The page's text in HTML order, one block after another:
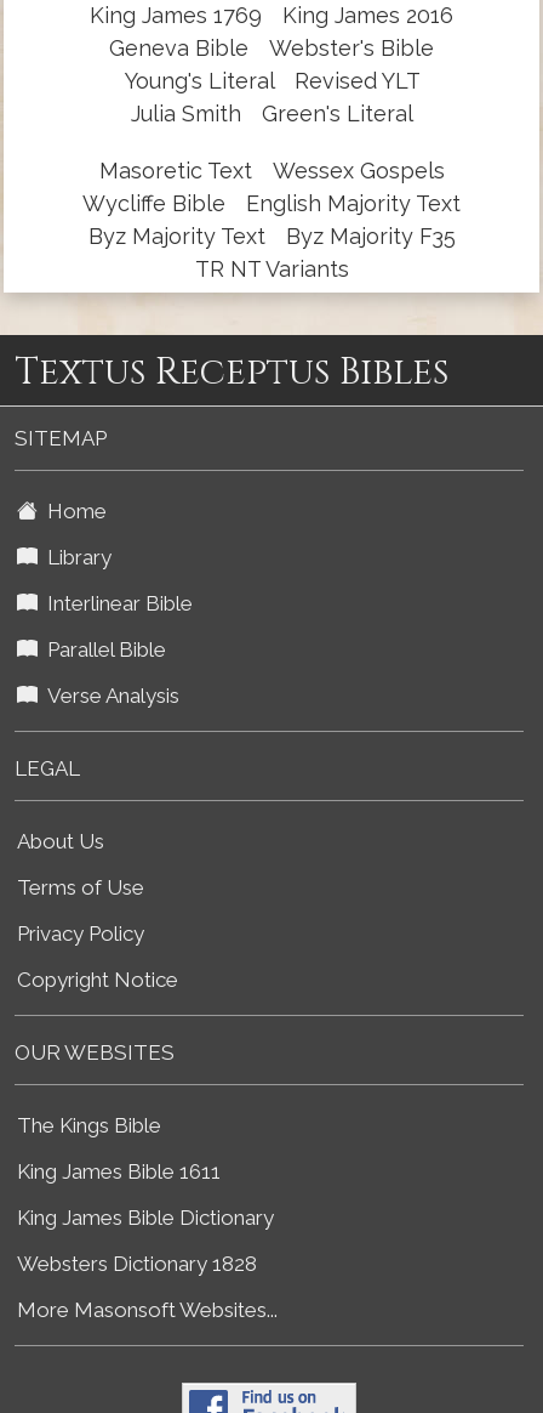
King James 1769
King James 2016
Geneva Bible
Webster's Bible
Young's Literal
Revised YLT
Julia Smith
Green's Literal
Masoretic Text
Wessex Gospels
Wycliffe Bible
English Majority Text
Byz Majority Text
Byz Majority F35
TR NT Variants
Textus Receptus Bibles
SITEMAP
Home
Library
Interlinear Bible
Parallel Bible
Verse Analysis
LEGAL
About Us
Terms of Use
Privacy Policy
Copyright Notice
OUR WEBSITES
The Kings Bible
King James Bible 1611
King James Bible Dictionary
Websters Dictionary 1828
More Masonsoft Websites...